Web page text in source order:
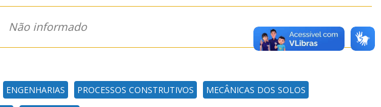
Não informado
ENGENHARIAS PROCESSOS CONSTRUTIVOS MECÂNICAS DOS SOLOS